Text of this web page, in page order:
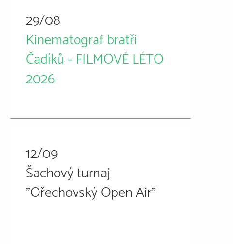
29/08
Kinematograf bratří
Čadíků - FILMOVÉ LÉTO
2026
12/09
Šachový turnaj
"Ořechovský Open Air"